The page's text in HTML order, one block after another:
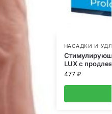
НАСАДКИ И
LUX с
477 ₽